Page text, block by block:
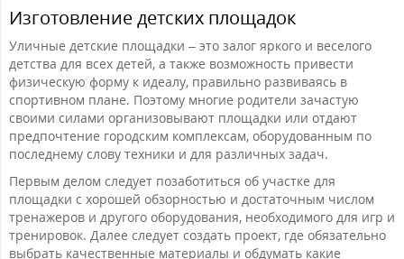
Изготовление детских площадок
Уличные детские площадки – это залог яркого и веселого
детства для всех детей, а также возможность привести
физическую форму к идеалу, правильно развиваясь в
спортивном плане. Поэтому многие родители зачастую
своими силами организовывают площадки или отдают
предпочтение городским комплексам, оборудованным по
последнему слову техники и для различных задач.
Первым делом следует позаботиться об участке для
площадки с хорошей обзорностью и достаточным числом
тренажеров и другого оборудования, необходимого для игр и
тренировок. Далее следует создать проект, где обязательно
выбрать качественные материалы и обдумать какие